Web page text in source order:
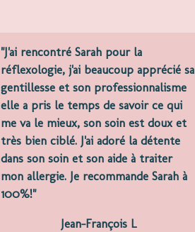
"J'ai rencontré Sarah pour la
réflexologie, j'ai beaucoup apprécié sa
gentillesse et son professionnalisme
elle a pris le temps de savoir ce qui
me va le mieux, son soin est doux et
très bien ciblé. J'ai adoré la détente
dans son soin et son aide à traiter
mon allergie. Je recommande Sarah à
100%!"
Jean-François L